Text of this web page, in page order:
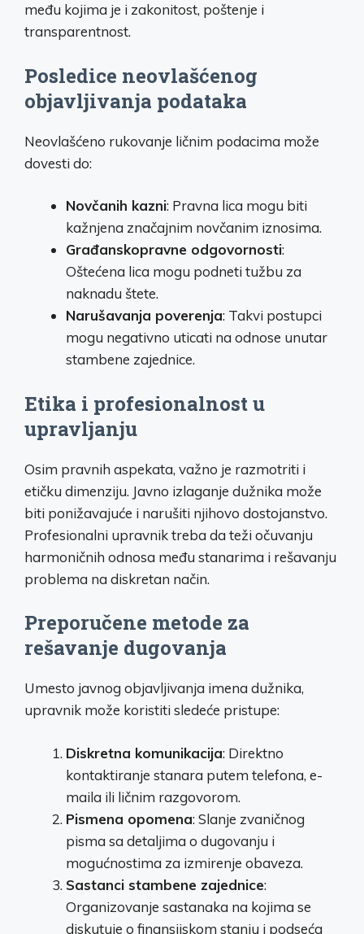
među kojima je i zakonitost, poštenje i
transparentnost.
Posledice neovlašćenog
objavljivanja podataka
Neovlašćeno rukovanje ličnim podacima može
dovesti do:
Novčanih kazni: Pravna lica mogu biti
kažnjena značajnim novčanim iznosima.
Građanskopravne odgovornosti:
Oštećena lica mogu podneti tužbu za
naknadu štete.
Narušavanja poverenja: Takvi postupci
mogu negativno uticati na odnose unutar
stambene zajednice.
Etika i profesionalnost u
upravljanju
Osim pravnih aspekata, važno je razmotriti i
etičku dimenziju. Javno izlaganje dužnika može
biti ponižavajuće i narušiti njihovo dostojanstvo.
Profesionalni upravnik treba da teži očuvanju
harmoničnih odnosa među stanarima i rešavanju
problema na diskretan način.
Preporučene metode za
rešavanje dugovanja
Umesto javnog objavljivanja imena dužnika,
upravnik može koristiti sledeće pristupe:
Diskretna komunikacija: Direktno
kontaktiranje stanara putem telefona, e-
maila ili ličnim razgovorom.
Pismena opomena: Slanje zvaničnog
pisma sa detaljima o dugovanju i
mogućnostima za izmirenje obaveza.
Sastanci stambene zajednice:
Organizovanje sastanaka na kojima se
diskutuje o finansijskom stanju i podseća